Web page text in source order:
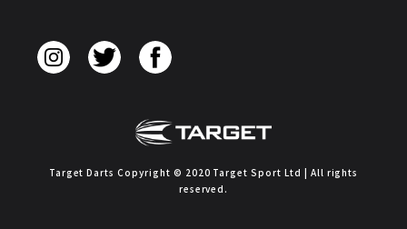
Target Darts Copyright © 2020 Target Sport Ltd | All rights
reserved.